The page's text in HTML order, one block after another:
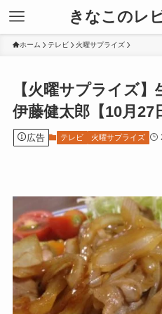
きなこのレ
ホーム テレビ 火曜サプライズ
【火曜サプライズ】
伊藤健太郎【10月27
広告 テレビ 火曜サプライズ